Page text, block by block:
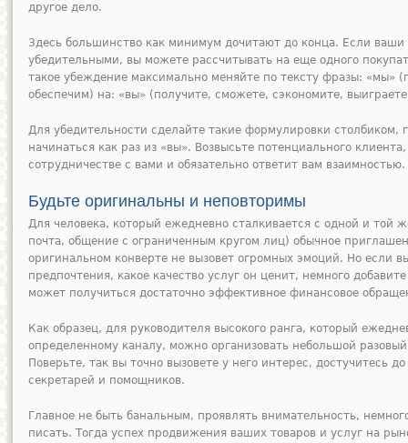
другое дело.
Здесь большинство как минимум дочитают до конца. Если ваши
убедительными, вы можете рассчитывать на еще одного
такое убеждение максимально меняйте по тексту фразы: «мы»
обеспечим) на: «вы» (получите, сможете, сэкономите,
Для убедительности сделайте такие формулировки столбиком,
начинаться как раз из «вы». Возвысьте потенциального
сотрудничестве с вами и обязательно ответит вам взаимностью.
Будьте оригинальны и неповторимы
Для человека, который ежедневно сталкивается с одной и той
почта, общение с ограниченным кругом лиц) обычное
оригинальном конверте не вызовет огромных эмоций. Но если
предпочтения, какое качество услуг он ценит, немного
может получиться достаточно эффективное финансовое
Как образец, для руководителя высокого ранга, который
определенному каналу, можно организовать небольшой
Поверьте, так вы точно вызовете у него интерес, достучитесь
секретарей и помощников.
Главное не быть банальным, проявлять внимательность,
писать. Тогда успех продвижения ваших товаров и услуг на